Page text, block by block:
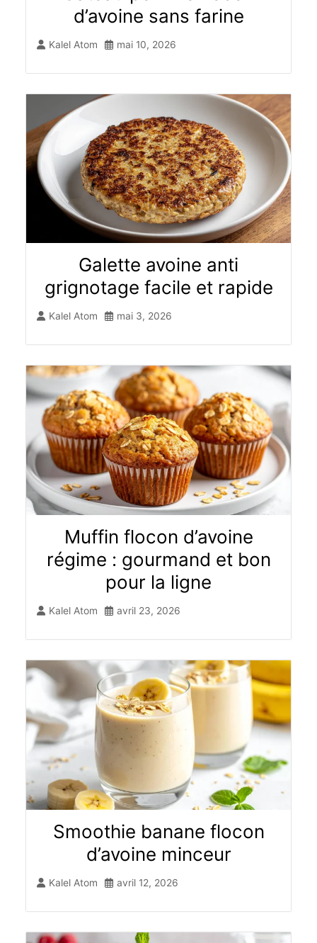
d’avoine sans farine
Kalel Atom mai 10, 2026
Galette avoine anti
grignotage facile et rapide
Kalel Atom mai 3, 2026
Muffin flocon d’avoine
régime : gourmand et bon
pour la ligne
Kalel Atom avril 23, 2026
Smoothie banane flocon
d’avoine minceur
Kalel Atom avril 12, 2026